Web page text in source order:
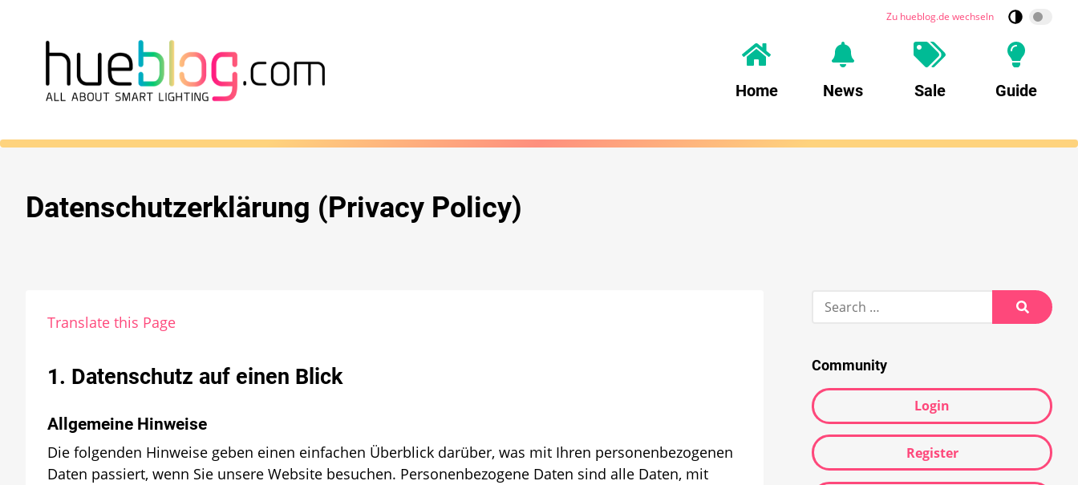
Zu hueblog.de wechseln
Home News Sale Guide
Datenschutzerklärung (Privacy Policy)
Translate this Page
1. Datenschutz auf einen Blick
Allgemeine Hinweise
Die folgenden Hinweise geben einen einfachen Überblick darüber, was mit Ihren personenbezogenen
Daten passiert, wenn Sie unsere Website besuchen. Personenbezogene Daten sind alle Daten, mit
Search
Search
Community
Login
Register